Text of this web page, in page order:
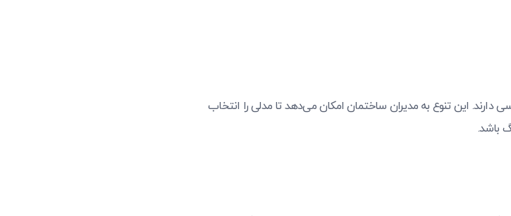
دارند. این تنوع به مدیران ساختمان امکان می‌دهد تا مدلی را انتخاب
باشد.